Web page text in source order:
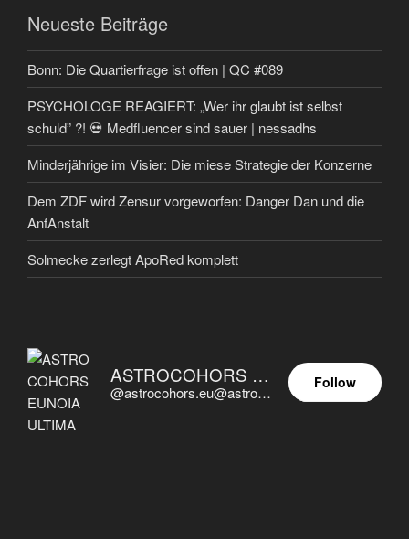
Neueste Beiträge
Bonn: Die Quartierfrage ist offen | QC #089
PSYCHOLOGE REAGIERT: „Wer ihr glaubt ist selbst
schuld” ?! 💀 Medfluencer sind sauer | nessadhs
Minderjährige im Visier: Die miese Strategie der Konzerne
Dem ZDF wird Zensur vorgeworfen: Danger Dan und die
AnfAnstalt
Solmecke zerlegt ApoRed komplett
ASTROCOHORS EUNOIA ULTIMA
@astrocohors.eu@astrocohors.eu
Follow